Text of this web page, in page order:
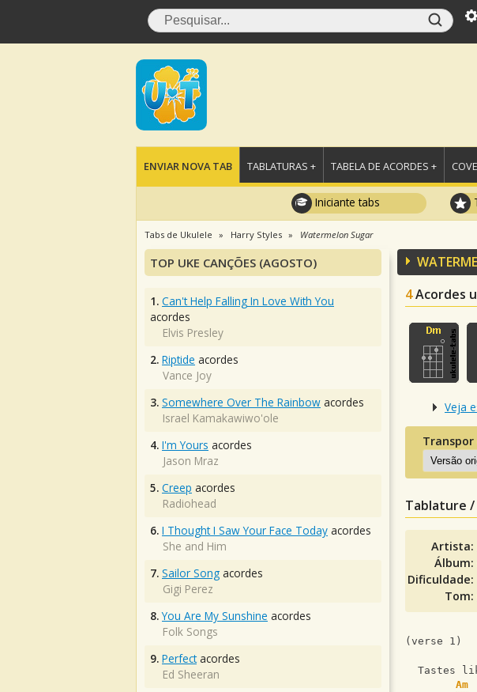
ENVIAR NOVA TAB TABLATURAS + TABELA DE ACORDES +
Iniciante tabs
Tabs de Ukulele Harry Styles Watermelon Sugar
4Acordes
Veja
Tablature /
Artista:
Álbum:
Dificuldade:
Tom:
(verse
Tastes
Am
TOP UKE CANÇÕES (AGOSTO)
1. Can't Help Falling In Love With You
acordes
Elvis Presley
2. Riptide acordes
Vance Joy
3. Somewhere Over The Rainbow acordes
Israel Kamakawiwo'ole
4. I'm Yours acordes
Jason Mraz
5. Creep acordes
Radiohead
6. I Thought I Saw Your Face Today acordes
She and Him
7. Sailor Song acordes
Gigi Perez
8. You Are My Sunshine acordes
Folk Songs
9. Perfectacordes
Ed Sheeran